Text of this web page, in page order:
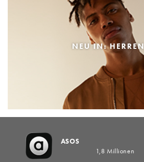
NEU IN: HERREN
ASOS
1,8 Millionen